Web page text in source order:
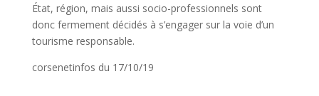
État, région, mais aussi socio-professionnels sont
donc fermement décidés à s’engager sur la voie d’un
tourisme responsable.
corsenetinfos du 17/10/19